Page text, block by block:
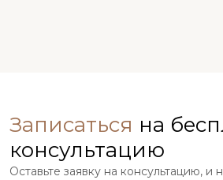
Записаться на
консультацию
Оставьте заявку на консультацию, и